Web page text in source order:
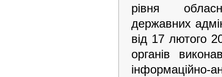
рівня
державних
від 17 лютого
органів